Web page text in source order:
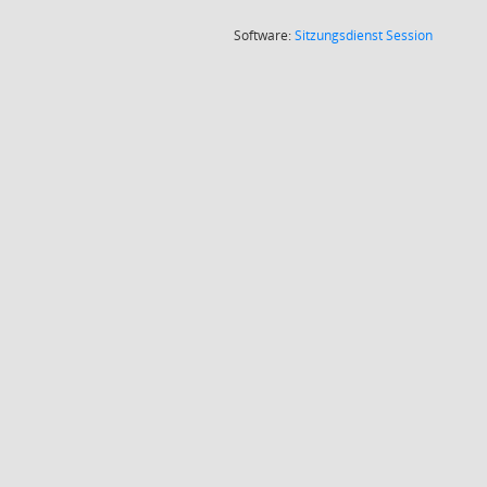
Software:SitzungsdienstSession(Wird in